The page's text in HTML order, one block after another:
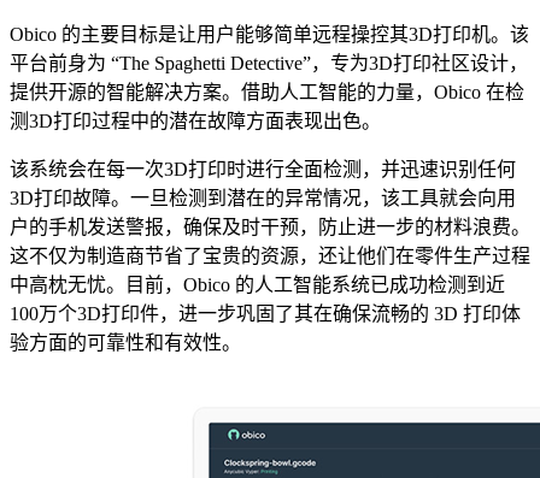
Obico 的主要目标是让用户能够简单远程操控其3D打印机。该
平台前身为 “The Spaghetti Detective”，专为3D打印社区设计，
提供开源的智能解决方案。借助人工智能的力量，Obico 在检
测3D打印过程中的潜在故障方面表现出色。
该系统会在每一次3D打印时进行全面检测，并迅速识别任何
3D打印故障。一旦检测到潜在的异常情况，该工具就会向用
户的手机发送警报，确保及时干预，防止进一步的材料浪费。
这不仅为制造商节省了宝贵的资源，还让他们在零件生产过程
中高枕无忧。目前，Obico 的人工智能系统已成功检测到近
100万个3D打印件，进一步巩固了其在确保流畅的 3D 打印体
验方面的可靠性和有效性。